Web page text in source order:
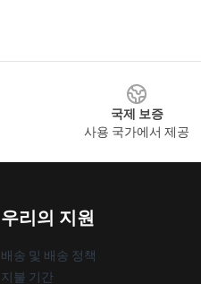
국제 보증
사용 국가에서 제공
우리의 지원
배송 및 배송 정책
지불 기간